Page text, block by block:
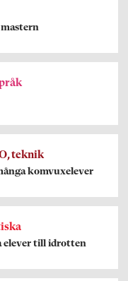
teknik
komvuxelever
elever till idrotten